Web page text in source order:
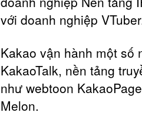
với doanh nghiệp
Kakao vận hành một số
KakaoTalk, nền tảng
như webtoon
Melon.